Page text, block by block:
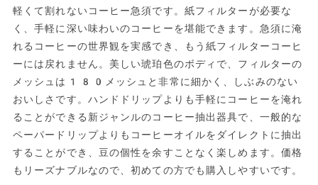
軽くて割れないコーヒー急須です。紙フィルターが必要な
く、手軽に深い味わいのコーヒーを堪能できます。急須に淹
れるコーヒーの世界観を実感でき、もう紙フィルターコーヒ
ーには戻れません。美しい琥珀色のボディで、フィルターの
メッシュは180メッシュと非常に細かく、しぶみのない
おいしさです。ハンドドリップよりも手軽にコーヒーを淹れ
ることができる新ジャンルのコーヒー抽出器具で、一般的な
ペーパードリップよりもコーヒーオイルをダイレクトに抽出
することができ、豆の個性を余すことなく楽しめます。価格
もリーズナブルなので、初めての方でも購入しやすいです。